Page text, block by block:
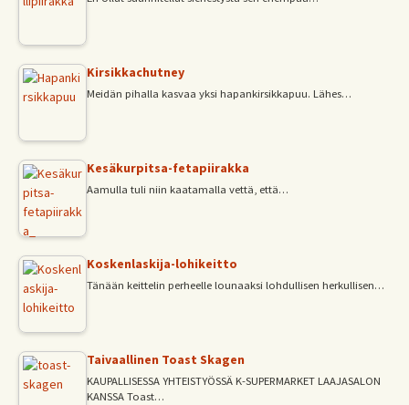
Kirsikkachutney
Meidän pihalla kasvaa yksi hapankirsikkapuu. Lähes…
Kesäkurpitsa-fetapiirakka
Aamulla tuli niin kaatamalla vettä, että…
Koskenlaskija-lohikeitto
Tänään keittelin perheelle lounaaksi lohdullisen herkullisen…
Taivaallinen Toast Skagen
KAUPALLISESSA YHTEISTYÖSSÄ K-SUPERMARKET LAAJASALON
KANSSA Toast…